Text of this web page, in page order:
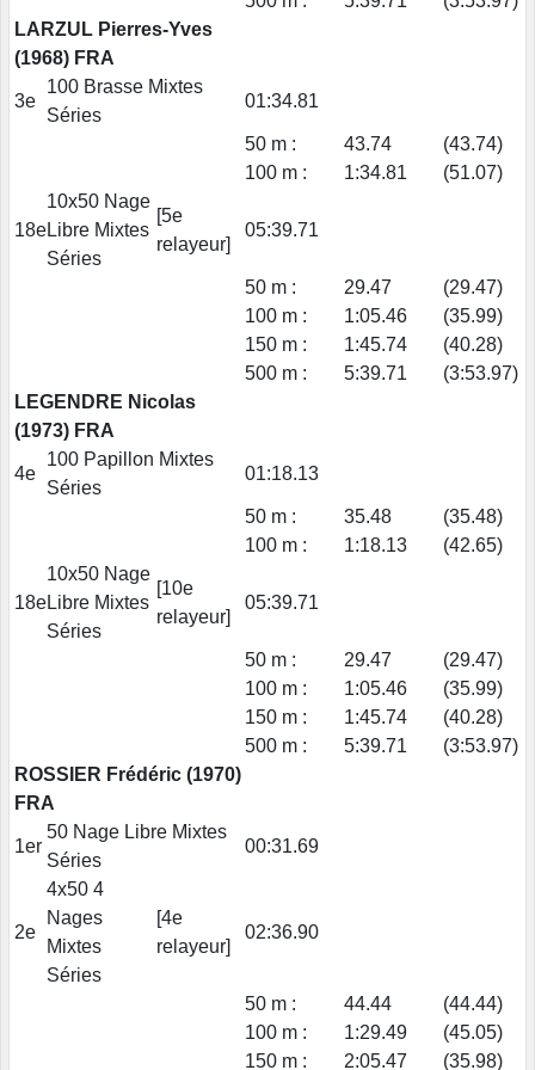
LARZUL Pierres-Yves
(1968) FRA
3e
100 Brasse Mixtes
Séries
01:34.81
50 m : 43.74
(43.74)
100 m :
1:34.81 (51.07)
18e
10x50 Nage
Libre Mixtes
Séries
[5e
relayeur]
05:39.71
50 m : 29.47
(29.47)
100 m :
1:05.46
(35.99)
150 m :
1:45.74
(40.28)
500 m :
5:39.71
(3:53.97)
LEGENDRE Nicolas
(1973) FRA
4e
100 Papillon Mixtes
Séries
01:18.13
50 m : 35.48
(35.48)
100 m :
1:18.13 (42.65)
18e
10x50 Nage
Libre Mixtes
Séries
[10e
relayeur]
05:39.71
50 m : 29.47
(29.47)
100 m :
1:05.46
(35.99)
150 m :
1:45.74
(40.28)
500 m :
5:39.71
(3:53.97)
ROSSIER Frédéric (1970)
FRA
1er
50 Nage Libre Mixtes
Séries
00:31.69
2e
4x50 4
Nages
Mixtes
Séries
[4e
relayeur]
02:36.90
50 m : 44.44
(44.44)
100 m :
1:29.49
(45.05)
150 m :
2:05.47 (35.98)